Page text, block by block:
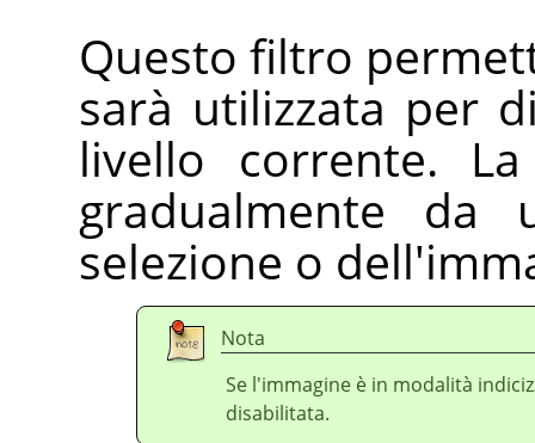
Questo filtro
sarà utilizzata per
livello corrente.
gradualmente
selezione o
Nota
Se l'immagine è in modalità
disabilitata.